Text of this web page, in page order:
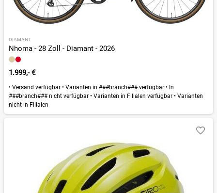
DIAMANT
Nhoma - 28 Zoll - Diamant - 2026
1.999,- €
• Versand verfügbar • Varianten in ###branch### verfügbar • In
###branch### nicht verfügbar • Varianten in Filialen verfügbar • Varianten
nicht in Filialen